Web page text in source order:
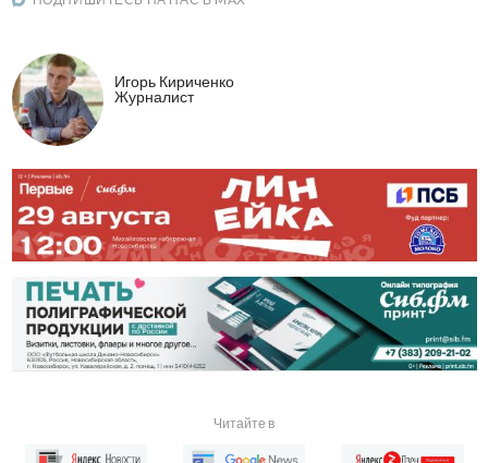
Игорь Кириченко
Журналист
Читайте в